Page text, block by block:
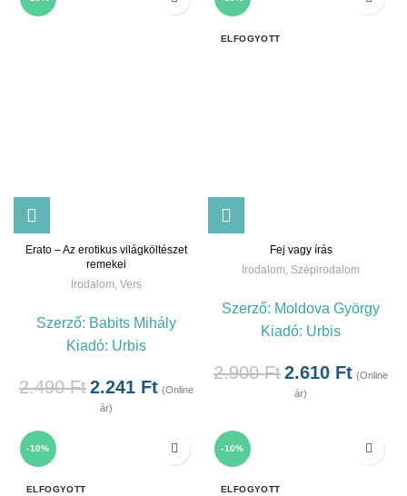
Erato – Az erotikus világköltészet
remekei
Irodalom Vers
Szerző: Babits Mihály
Kiadó: Urbis
2.490Ft2.241 Ft (Online
ár)
ELFOGYOTT
Fej vagy írás
Irodalom Szépirodalom
Szerző: Moldova György
Kiadó: Urbis
2.900Ft2.610 Ft (Online
ár)
-10%
ELFOGYOTT
-10%
ELFOGYOTT